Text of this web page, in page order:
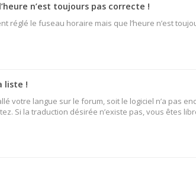
n’est toujours pas correcte !
réglé le fuseau horaire mais que l’heure n’est
liste !
votre langue sur le forum, soit le logiciel n’a pas
Si la traduction désirée n’existe pas, vous êtes